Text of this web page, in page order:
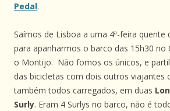
Pedal.
Saímos de Lisboa a uma 4ª-feira quente
para apanharmos o barco das 15h30 no
o Montijo. Não fomos os únicos, e
das bicicletas com dois outros viajantes
também todos carregados, em duas
Surly. Eram 4 Surlys no barco, não é